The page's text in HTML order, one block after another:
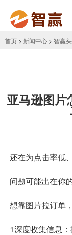
首页 > 新闻中心 > 智赢
亚马逊图片
还在为点击率低
问题可能出在你
想靠图片拉订单
1深度收集信息：